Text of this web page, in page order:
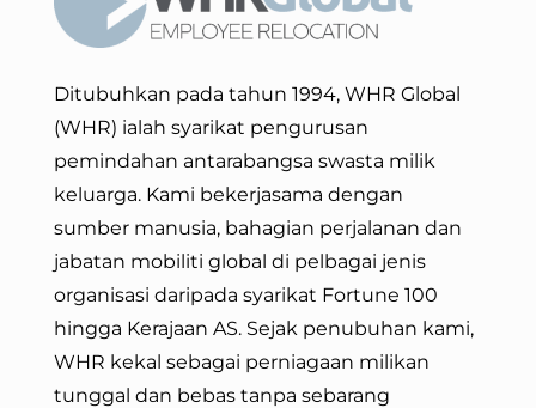
Ditubuhkan pada tahun 1994, WHR Global
(WHR) ialah syarikat pengurusan
pemindahan antarabangsa swasta milik
keluarga. Kami bekerjasama dengan
sumber manusia, bahagian perjalanan dan
jabatan mobiliti global di pelbagai jenis
organisasi daripada syarikat Fortune 100
hingga Kerajaan AS. Sejak penubuhan kami,
WHR kekal sebagai perniagaan milikan
tunggal dan bebas tanpa sebarang